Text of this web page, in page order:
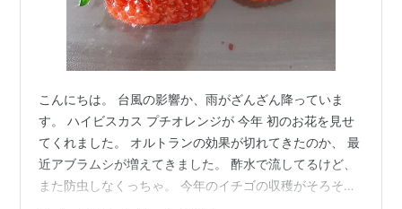
こんにちは。 台風の影響か、雨がざんざん降っていま
す。 ハイビスカス プチオレンジが 今年 初のお花を見せ
てくれました。 オルトランの効果が切れてきたのか、 最
近アブラムシが増えてきました。 酢水で流してるけど、
また防虫しなくっちゃ。 今年のイチゴの収穫がそろそろ